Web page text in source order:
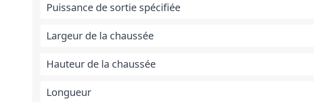
Puissance de sortie spécifiée
Largeur de la chaussée
Hauteur de la chaussée
Longueur